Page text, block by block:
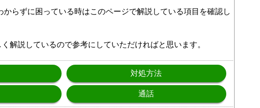
からずに困っている時はこのページで解説している項目を確認し
解説しているので参考にしていただければと思います。
対処方法
通話